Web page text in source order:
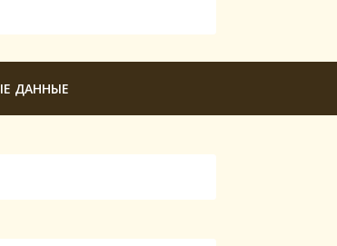
ДАННЫЕ